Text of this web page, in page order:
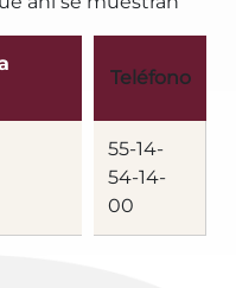
Teléfono
55-14-
54-14-
00